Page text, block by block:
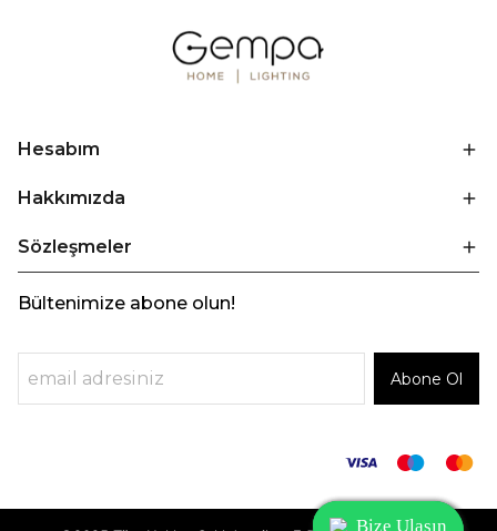
Hesabım
Hakkımızda
Sözleşmeler
Bültenimize abone olun!
Abone Ol
Bize Ulaşın
Bize Ulaşın
Bize Ulaşın